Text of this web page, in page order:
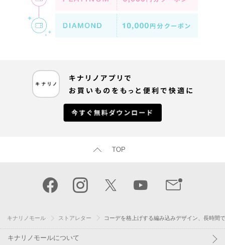
TOP
キナリノモール ストアレター コーデを格上げする編み込みデザイン、長時間
キナリノモールについて